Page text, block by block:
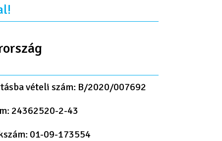
vételi szám: B/2020/007692
24362520-2-43
01-09-173554